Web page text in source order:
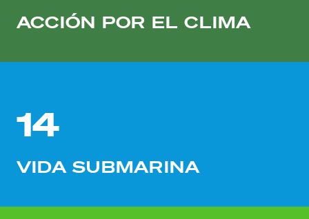
ACCIÓN POR EL CLIMA
14
VIDA SUBMARINA